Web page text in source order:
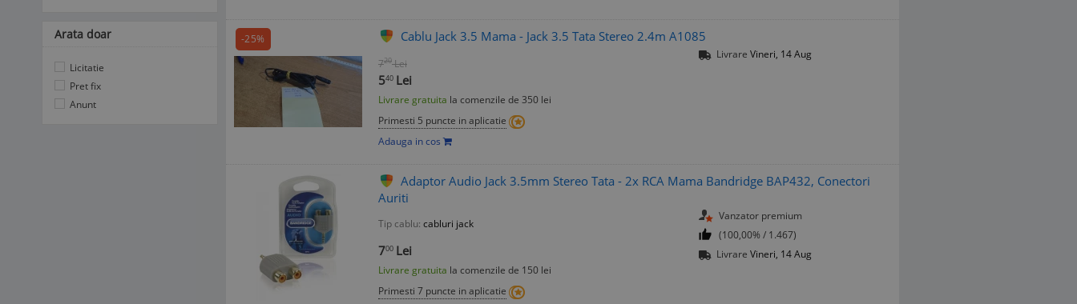
-25% Cablu Jack 3.5 Mama - Jack 3.5 Tata Stereo 2.4m A1085
720 Lei
540 Lei
Livrare gratuita la comenzile de 350 lei
Primesti 5 puncte in aplicatie
Adauga in cos
Livrare Vineri, 14 Aug
Adaptor Audio Jack 3.5mm Stereo Tata - 2x RCA Mama Bandridge BAP432, Conectori
Auriti
Tip cablu: cabluri jack
700 Lei
Livrare gratuita la comenzile de 150 lei
Primesti 7 puncte in aplicatie
Vanzator premium
(100,00% / 1.467)
Livrare Vineri, 14 Aug
Arata doar
Licitatie
Pret fix
Anunt